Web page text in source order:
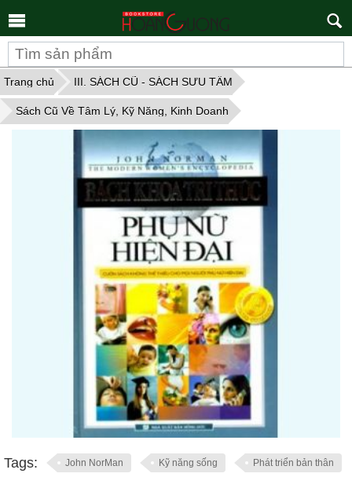
Trang chủ III. SÁCH CŨ - SÁCH SƯU TẦM
Sách Cũ Về Tâm Lý, Kỹ Năng, Kinh Doanh
Tags: John NorMan Kỹ năng sống Phát triển bản thân